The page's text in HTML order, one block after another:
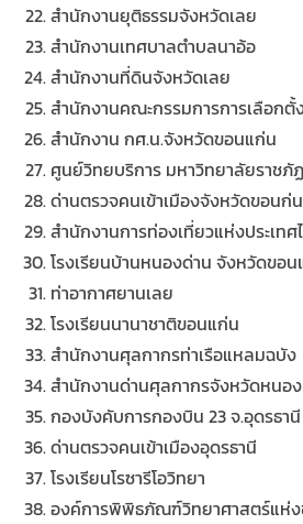
สำนักงานยุติธรรมจังหวัดเลย
สำนักงานเทศบาลตำบลนาอ้อ
สำนักงานที่ดินจังหวัดเลย
สำนักงานคณะกรรมการการเลือกตั้
สำนักงาน กศ.น.จังหวัดขอนแก่น
ศูนย์วิทยบริการ มหาวิทยาลัยราชภั
ด่านตรวจคนเข้าเมืองจังหวัดขอนก่น
สำนักงานการท่องเที่ยวแห่งประเท
โรงเรียนบ้านหนองด่าน จังหวัดขอ
ท่าอากาศยานเลย
โรงเรียนนานาชาติขอนแก่น
สำนักงานศุลกากรท่าเรือแหลมฉบัง
สำนักงานด่านศุลกากรจังหวัดหนอ
กองบังคับการกองบิน 23 จ.อุดรธานี
ด่านตรวจคนเข้าเมืองอุดรธานี
โรงเรียนโรซารีโอวิทยา
องค์การพิพิธภัณฑ์วิทยาศาสตร์แห่